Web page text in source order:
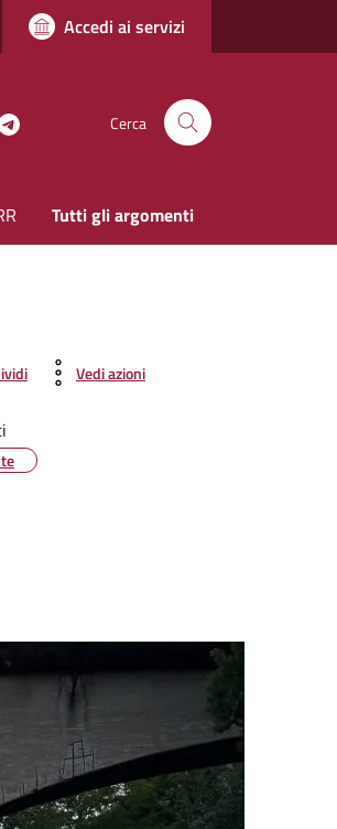
Accedi ai servizi
Cerca
Tutti gli argomenti
Vedi azioni